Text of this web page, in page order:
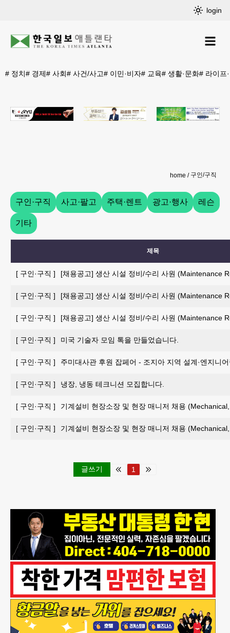
login
# 정치# 경제# 사회# 사건/사고# 이민·비자# 교육# 생활·문화# 라이프
home 구인/구직
구인·구직 사고·팔고 주택·렌트 광고·행사 레슨
기타
제목
[ 구인·구직 ] [채용공고] 생산 시설 정비/수리 사원 (Maintenance
[ 구인·구직 ] [채용공고] 생산 시설 정비/수리 사원 (Maintenance
[ 구인·구직 ] [채용공고] 생산 시설 정비/수리 사원 (Maintenance
[ 구인·구직 ] 미국 기술자 모임 톡을 만들었습니다.
[ 구인·구직 ] 주미대사관 후원 잡페어 - 조지아 지역 설계·엔지니
[ 구인·구직 ] 냉장, 냉동 테크니션 모집합니다.
[ 구인·구직 ] 기계설비 현장소장 및 현장 매니저 채용
[ 구인·구직 ] 기계설비 현장소장 및 현장 매니저 채용
글쓰기 1